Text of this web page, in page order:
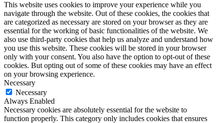
This website uses cookies to improve your experience while you
navigate through the website. Out of these cookies, the cookies that
are categorized as necessary are stored on your browser as they are
essential for the working of basic functionalities of the website. We
also use third-party cookies that help us analyze and understand how
you use this website. These cookies will be stored in your browser
only with your consent. You also have the option to opt-out of these
cookies. But opting out of some of these cookies may have an effect
on your browsing experience.
Necessary
Necessary
Always Enabled
Necessary cookies are absolutely essential for the website to
function properly. This category only includes cookies that ensures